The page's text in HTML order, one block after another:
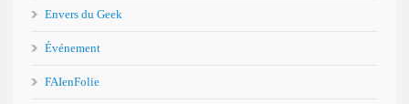
Envers du Geek
Événement
FAIenFolie